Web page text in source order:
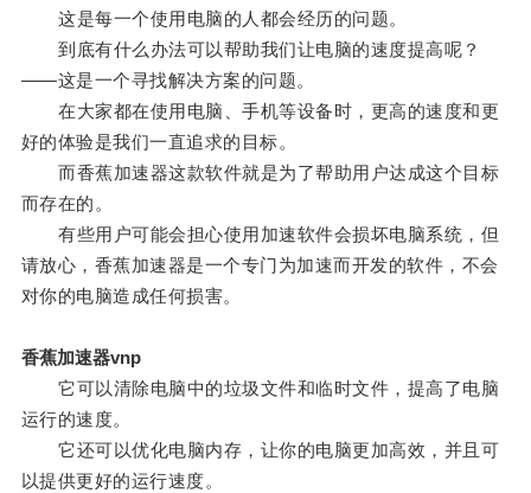
这是每一个使用电脑的人都会经历的问题。
到底有什么办法可以帮助我们让电脑的速度提高呢？
——这是一个寻找解决方案的问题。
在大家都在使用电脑、手机等设备时，更高的速度和更
好的体验是我们一直追求的目标。
而香蕉加速器这款软件就是为了帮助用户达成这个目标
而存在的。
有些用户可能会担心使用加速软件会损坏电脑系统，但
请放心，香蕉加速器是一个专门为加速而开发的软件，不会
对你的电脑造成任何损害。
香蕉加速器vnp
它可以清除电脑中的垃圾文件和临时文件，提高了电脑
运行的速度。
它还可以优化电脑内存，让你的电脑更加高效，并且可
以提供更好的运行速度。